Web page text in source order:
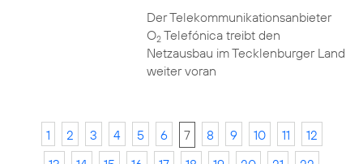
Der Telekommunikationsanbieter
O2Telefónica treibt den
Netzausbau im Tecklenburger Land
weiter voran
1 2 3 4 5 6 7 8 9 10 11
12